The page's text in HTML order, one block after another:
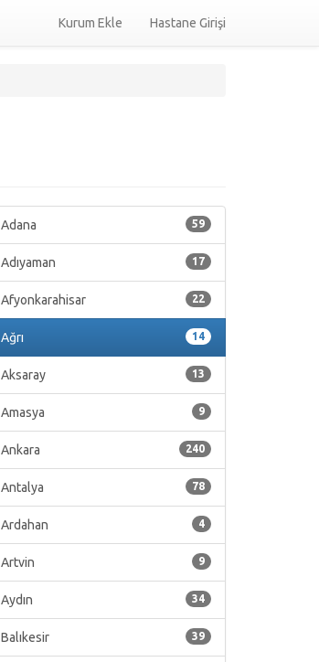
Kurum Ekle Hastane Girişi
59
Adana
17
Adıyaman
22
Afyonkarahisar
14
Ağrı
13
Aksaray
9
Amasya
240
Ankara
78
Antalya
4
Ardahan
9
Artvin
34
Aydın
39
Balıkesir